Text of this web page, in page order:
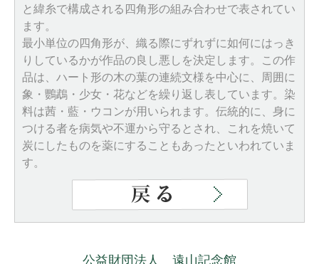
と緯糸で構成される四角形の組み合わせで表されてい
ます。
最小単位の四角形が、織る際にずれずに如何にはっき
りしているかが作品の良し悪しを決定します。この作
品は、ハート形の木の葉の連続文様を中心に、周囲に
象・鸚鵡・少女・花などを繰り返し表しています。染
料は茜・藍・ウコンが用いられます。伝統的に、身に
つける者を病気や不運から守るとされ、これを焼いて
炭にしたものを薬にすることもあったといわれていま
す。
公益財団法人 遠山記念館